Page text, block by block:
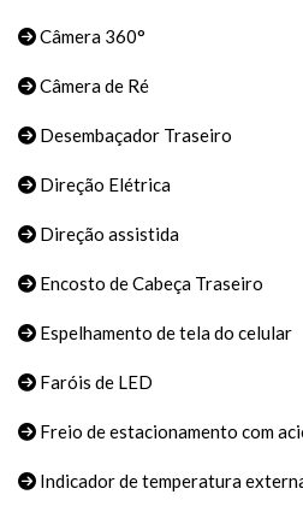
Câmera 360°
Câmera de Ré
Desembaçador Traseiro
Direção Elétrica
Direção assistida
Encosto de Cabeça Traseiro
Espelhamento de tela do celular
Faróis de LED
Freio de estacionamento com
Indicador de temperatura